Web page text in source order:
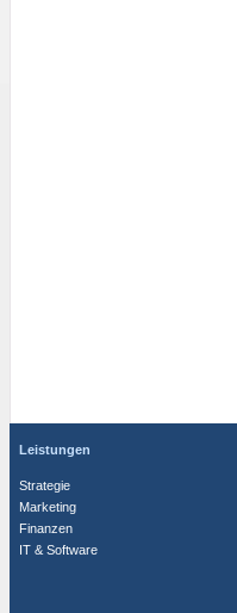
Leistungen
Strategie
Marketing
Finanzen
IT & Software